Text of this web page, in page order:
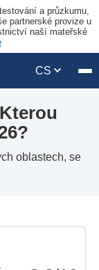
a průzkumu,
partnerské provize u
naší mateřské
CS
oblastech, se